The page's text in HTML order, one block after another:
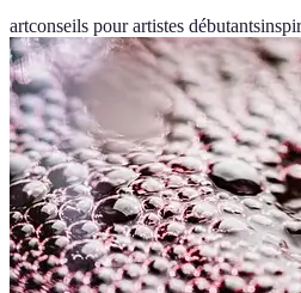
artconseils pour artistes débutants